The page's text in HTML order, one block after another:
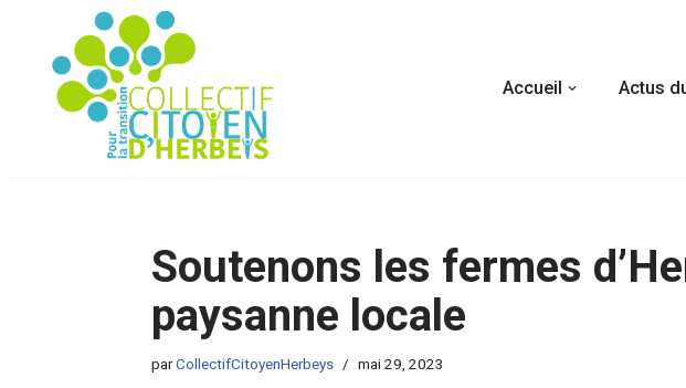
contenu
Accueil Actus
Soutenons les fermes
paysanne locale
parCollectifCitoyenHerbeys mai 29, 2023